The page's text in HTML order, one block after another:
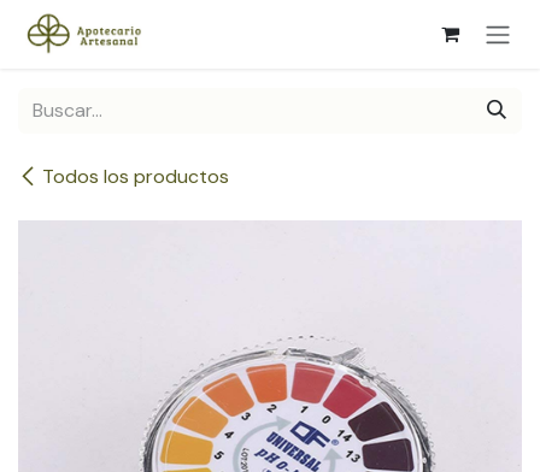
Ir al contenido
Todos los productos